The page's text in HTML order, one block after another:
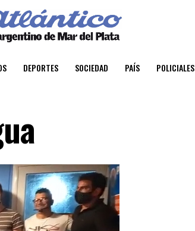
DEPORTES SOCIEDAD PAÍS POLICIALES